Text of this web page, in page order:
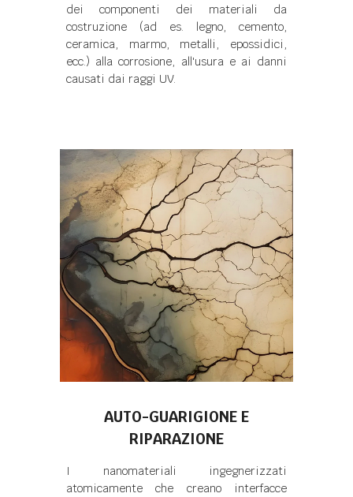
dei componenti dei materiali da
costruzione (ad es. legno, cemento,
ceramica, marmo, metalli, epossidici,
ecc.) alla corrosione, all'usura e ai danni
causati dai raggi UV.
AUTO-GUARIGIONE E
RIPARAZIONE
I nanomateriali ingegnerizzati
atomicamente che creano interfacce